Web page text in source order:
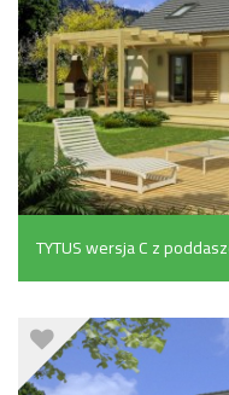
TYTUS wersja C z